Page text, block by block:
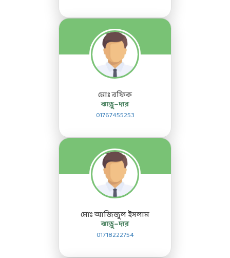
মোঃ রফিক
ঝাড়ু–দার
01767455253
মোঃ আজিজুল ইসলাম
ঝাড়ু–দার
01718222754